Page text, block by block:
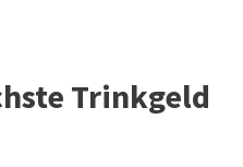
Trinkgeld